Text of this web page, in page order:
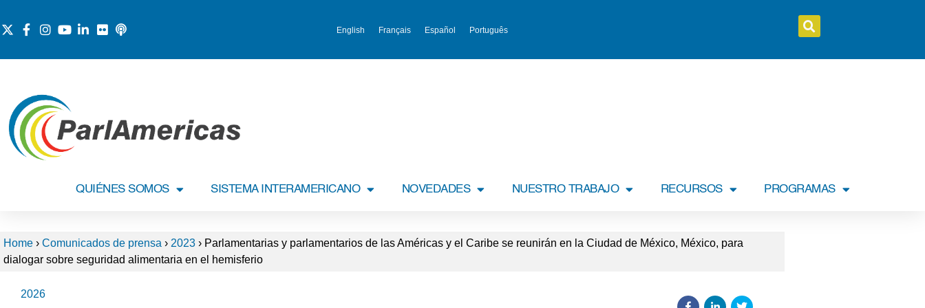
English Français Español Português
QUIÉNES SOMOS SISTEMA INTERAMERICANO NOVEDADES NUESTRO TRABAJO RECURSOS PROGRAMAS
Home › Comunicados de prensa › 2023 › Parlamentarias y parlamentarios de las Américas y el Caribe se reunirán en la Ciudad de México, México, para
dialogar sobre seguridad alimentaria en el hemisferio
2026